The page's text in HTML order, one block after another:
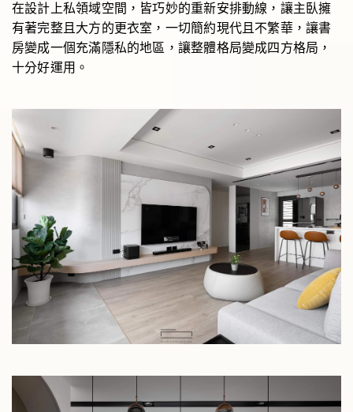
在設計上私領域空間，皆巧妙的重新安排動線，讓主臥擁
有著完整且大方的更衣室，一切簡約現代且不繁華，讓書
房變成一個充滿隱私的地區，讓整體格局變成四方格局，
十分好運用。